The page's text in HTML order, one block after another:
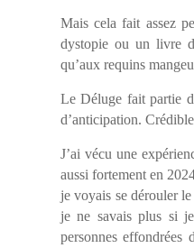
Mais cela fait assez
dystopie ou un livre
qu’aux requins
Le Déluge fait partie
d’anticipation.
J’ai vécu une
aussi fortement en
je voyais se dérouler
je ne savais plus si
personnes